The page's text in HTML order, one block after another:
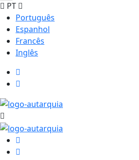
PT
Português
Espanhol
Francês
Inglês